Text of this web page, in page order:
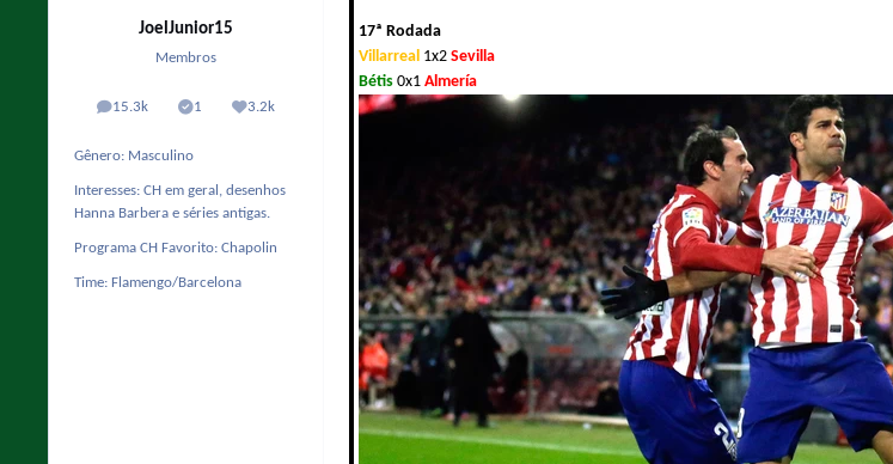
JoelJunior15
Membros
15.3k
posts 1
Solutions3.2k
Reputação
Gênero: Masculino
Interesses: CH em geral, desenhos
Hanna Barbera e séries antigas.
Programa CH Favorito: Chapolin
Time: Flamengo/Barcelona
17ª Rodada
Villarreal 1x2 Sevilla
Bétis 0x1 Almería